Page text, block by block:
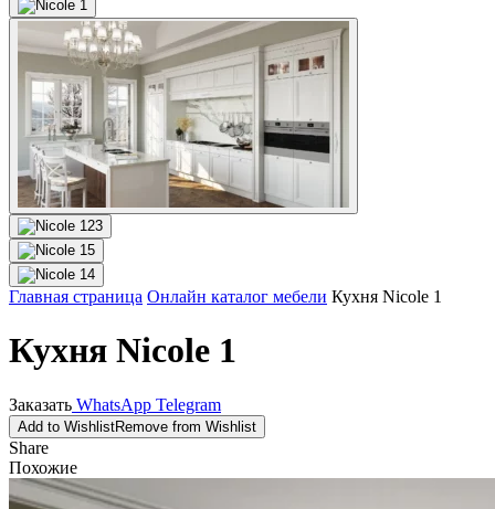
Главная страница Онлайн каталог мебели Кухня Nicole 1
Кухня Nicole 1
Заказать WhatsApp Telegram
Add to WishlistRemove from Wishlist
Share
Похожие